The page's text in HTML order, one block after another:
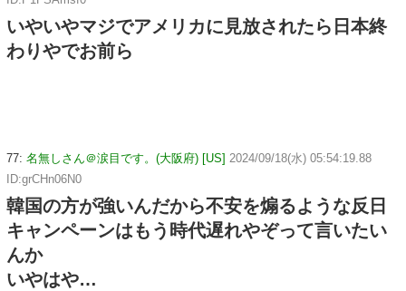
いやいやマジでアメリカに見放されたら日本終
わりやでお前ら
77: 名無しさん＠涙目です。(大阪府) [US] 2024/09/18(水) 05:54:19.88
ID:grCHn06N0
韓国の方が強いんだから不安を煽るような反日
キャンペーンはもう時代遅れやぞって言いたい
んか
いやはや…